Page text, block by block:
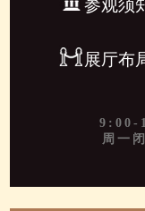
参观须
展厅布
9:00-
周一